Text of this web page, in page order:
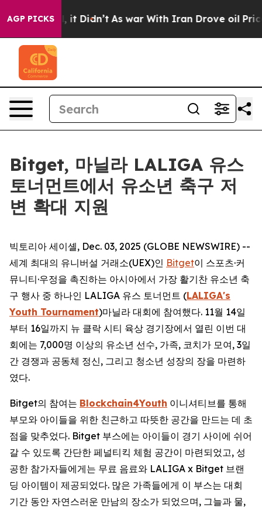
AGP PICKS
Well, it Didn’t As war With Iran Drove oil Prices
Bitget, 마닐라 LALIGA 유스
토너먼트에서 유소년 축구 저
변 확대 지원
빅토리아 세이셸, Dec. 03, 2025 (GLOBE NEWSWIRE) --
세계 최대의 유니버설 거래소(UEX)인 Bitget이 스포츠·커
뮤니티·우정을 촉진하는 아시아에서 가장 활기찬 유소년 축
구 행사 중 하나인 LALIGA 유스 토너먼트 (LALIGA's
Youth Tournament)마닐라 대회에 참여했다. 11월 14일
부터 16일까지 뉴 클락 시티 육상 경기장에서 열린 이번 대
회에는 7,000명 이상의 유소년 선수, 가족, 코치가 모여, 3일
간 경쟁과 공동체 정신, 그리고 청소년 성장의 장을 마련하
였다.
Bitget의 참여는 Blockchain4Youth 이니셔티브를 통해
부모와 아이들을 위한 친근하고 따뜻한 공간을 만드는 데 초
점을 맞추었다. Bitget 부스에는 아이들이 경기 사이에 쉬어
갈 수 있도록 간단한 페널티킥 체험 공간이 마련되었고, 성
공한 참가자들에게는 무료 음료와 LALIGA x Bitget 브랜
딩 아이템이 제공되었다. 많은 가족들에게 이 부스는 대회
기간 동안 자연스러운 만남의 장소가 되었으며, 그늘과 물,